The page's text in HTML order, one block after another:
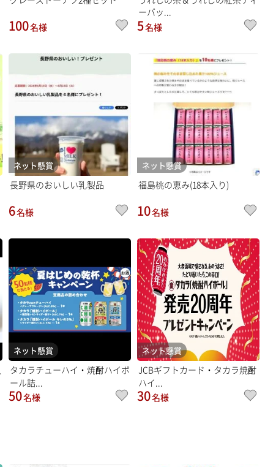
100名様
ーバッ...
5名様
ネット懸賞
長野県のおいしい乳製品
6名様
ネット懸賞
福島桃の恵み(18本入り)
10名様
ネット懸賞
タカラチューハイ・焼酎ハイボ
ール詰...
50名様
ネット懸賞
JCBギフトカード・タカラ焼酎
ハイ...
30名様